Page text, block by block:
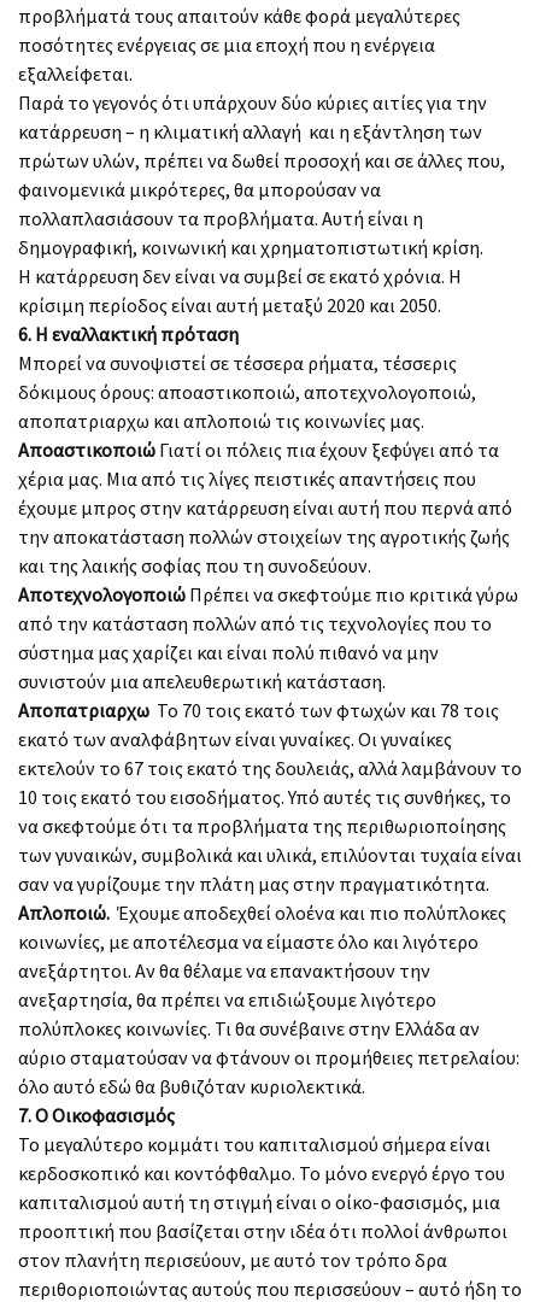
προβλήματά τους απαιτούν κάθε φορά μεγαλύτερες
ποσότητες ενέργειας σε μια εποχή που η ενέργεια
εξαλλείφεται.
Παρά το γεγονός ότι υπάρχουν δύο κύριες αιτίες για την
κατάρρευση – η κλιματική αλλαγή και η εξάντληση των
πρώτων υλών, πρέπει να δωθεί προσοχή και σε άλλες που,
φαινομενικά μικρότερες, θα μπορούσαν να
πολλαπλασιάσουν τα προβλήματα. Αυτή είναι η
δημογραφική, κοινωνική και χρηματοπιστωτική κρίση.
Η κατάρρευση δεν είναι να συμβεί σε εκατό χρόνια. Η
κρίσιμη περίοδος είναι αυτή μεταξύ 2020 και 2050.
6. Η εναλλακτική πρόταση
Μπορεί να συνοψιστεί σε τέσσερα ρήματα, τέσσερις
δόκιμους όρους: αποαστικοποιώ, αποτεχνολογοποιώ,
αποπατριαρχω και απλοποιώ τις κοινωνίες μας.
Αποαστικοποιώ Γιατί οι πόλεις πια έχουν ξεφύγει από τα
χέρια μας. Μια από τις λίγες πειστικές απαντήσεις που
έχουμε μπρος στην κατάρρευση είναι αυτή που περνά από
την αποκατάσταση πολλών στοιχείων της αγροτικής ζωής
και της λαικής σοφίας που τη συνοδεύουν.
Αποτεχνολογοποιώ Πρέπει να σκεφτούμε πιο κριτικά γύρω
από την κατάσταση πολλών από τις τεχνολογίες που το
σύστημα μας χαρίζει και είναι πολύ πιθανό να μην
συνιστούν μια απελευθερωτική κατάσταση.
Αποπατριαρχω Το 70 τοις εκατό των φτωχών και 78 τοις
εκατό των αναλφάβητων είναι γυναίκες. Οι γυναίκες
εκτελούν το 67 τοις εκατό της δουλειάς, αλλά λαμβάνουν το
10 τοις εκατό του εισοδήματος. Υπό αυτές τις συνθήκες, το
να σκεφτούμε ότι τα προβλήματα της περιθωριοποίησης
των γυναικών, συμβολικά και υλικά, επιλύονται τυχαία είναι
σαν να γυρίζουμε την πλάτη μας στην πραγματικότητα.
Απλοποιώ. Έχουμε αποδεχθεί ολοένα και πιο πολύπλοκες
κοινωνίες, με αποτέλεσμα να είμαστε όλο και λιγότερο
ανεξάρτητοι. Αν θα θέλαμε να επανακτήσουν την
ανεξαρτησία, θα πρέπει να επιδιώξουμε λιγότερο
πολύπλοκες κοινωνίες. Τι θα συνέβαινε στην Ελλάδα αν
αύριο σταματούσαν να φτάνουν οι προμήθειες πετρελαίου:
όλο αυτό εδώ θα βυθιζόταν κυριολεκτικά.
7. Ο Οικοφασισμός
Το μεγαλύτερο κομμάτι του καπιταλισμού σήμερα είναι
κερδοσκοπικό και κοντόφθαλμο. Το μόνο ενεργό έργο του
καπιταλισμού αυτή τη στιγμή είναι ο οίκο-φασισμός, μια
προοπτική που βασίζεται στην ιδέα ότι πολλοί άνθρωποι
στον πλανήτη περισεύουν, με αυτό τον τρόπο δρα
περιθοριοποιώντας αυτούς που περισσεύουν – αυτό ήδη το